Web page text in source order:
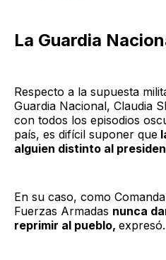
La Guardia
Respecto a la supuesta
Guardia Nacional, Claudia
con todos los episodios
país, es difícil suponer que
alguien distinto al
En su caso, como
Fuerzas Armadas nunca
reprimir al pueblo, expresó.